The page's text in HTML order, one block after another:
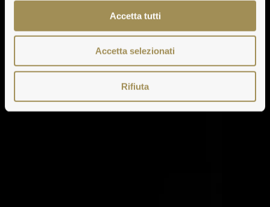
Accetta tutti
Accetta selezionati
Rifiuta